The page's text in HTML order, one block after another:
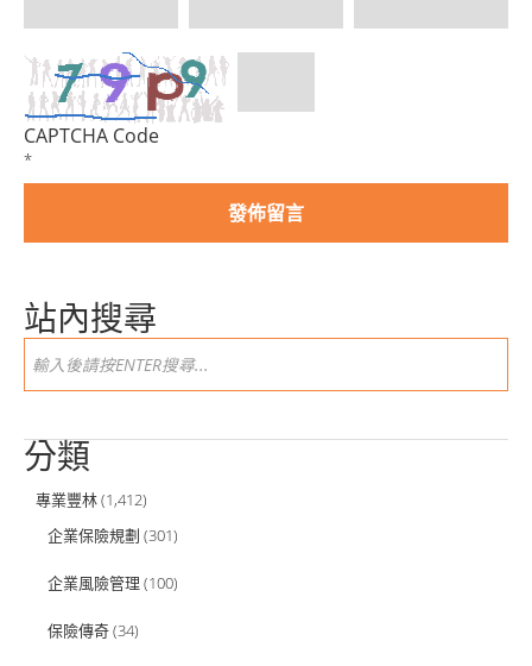
CAPTCHA Code
*
站內搜尋
分類
專業豐林(1,412)
企業保險規劃 (301)
企業風險管理 (100)
保險傳奇(34)